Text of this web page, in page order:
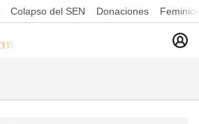
Colapso del SEN Donaciones